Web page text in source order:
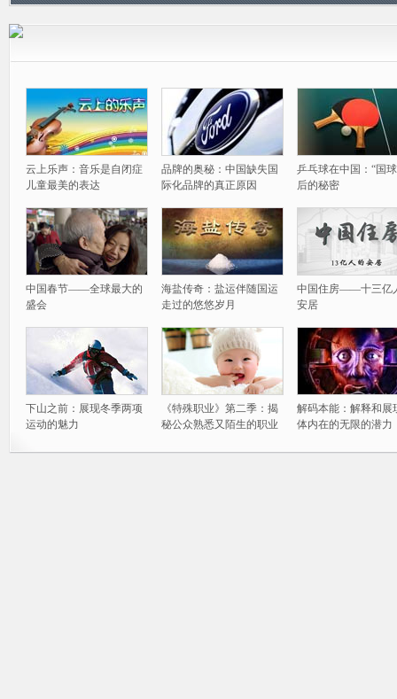
云上乐声：音乐是自闭症
儿童最美的表达
品牌的奥秘：中国缺失国
际化品牌的真正原因
乒乓球在中国：“国
后的秘密
中国春节——全球最大的
盛会
海盐传奇：盐运伴随国运
走过的悠悠岁月
中国住房——十三亿
安居
下山之前：展现冬季两项
运动的魅力
《特殊职业》第二季：揭
秘公众熟悉又陌生的职业
解码本能：解释和展
体内在的无限的潜力